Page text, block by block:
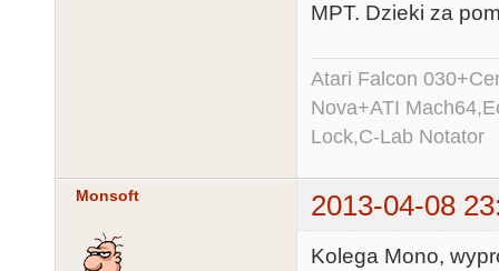
MPT. Dzieki za
Atari Falcon
Nova+ATI
Lock,C-Lab Notator
Monsoft 2013-04-08
Kolega Mono,